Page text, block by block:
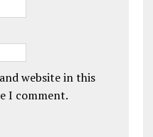
website in this
I comment.